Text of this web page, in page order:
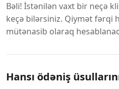
Bəli! İstənilən vaxt bir neçə
keçə bilərsiniz. Qiymət fərqi
mütənasib olaraq
Hansı ödəniş